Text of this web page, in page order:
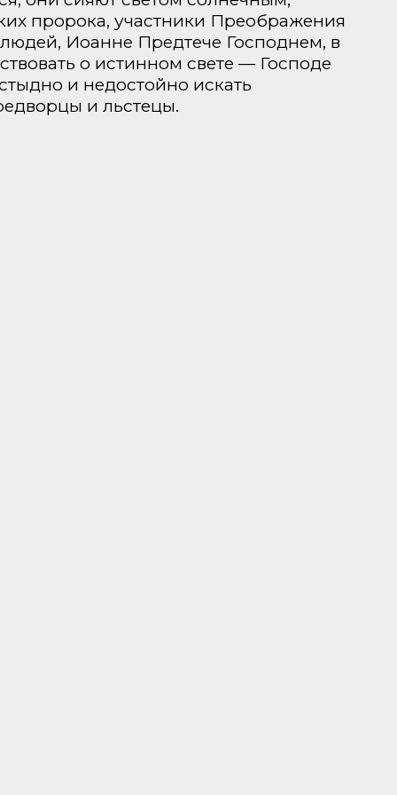
пророка, участники Преображения
Иоанне Предтече Господнем, в
о истинном свете — Господе
и недостойно искать
и льстецы.